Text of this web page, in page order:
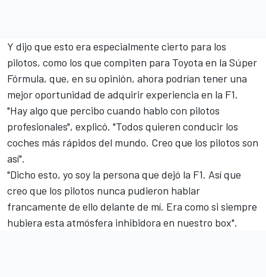
Y dijo que esto era especialmente cierto para los
pilotos, como los que compiten para Toyota en la Súper
Fórmula, que, en su opinión, ahora podrían tener una
mejor oportunidad de adquirir experiencia en la F1.
"Hay algo que percibo cuando hablo con pilotos
profesionales", explicó. "Todos quieren conducir los
coches más rápidos del mundo. Creo que los pilotos son
así".
"Dicho esto, yo soy la persona que dejó la F1. Así que
creo que los pilotos nunca pudieron hablar
francamente de ello delante de mí. Era como si siempre
hubiera esta atmósfera inhibidora en nuestro box".